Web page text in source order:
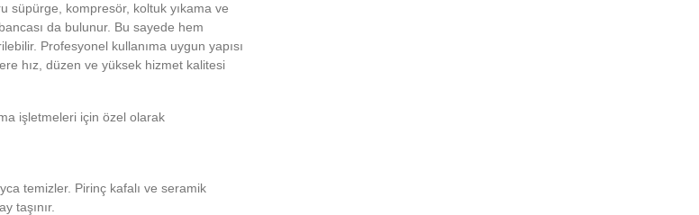
süpürge, kompresör, koltuk yıkama ve
da bulunur. Bu sayede hem
Profesyonel kullanıma uygun yapısı
hız, düzen ve yüksek hizmet kalitesi
işletmeleri için özel olarak
temizler. Pirinç kafalı ve seramik
taşınır.